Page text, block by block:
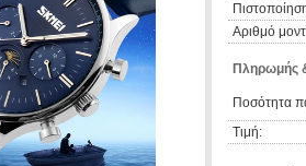
Αριθμό
Πληρωμής
Ποσότητα
Τιμή: